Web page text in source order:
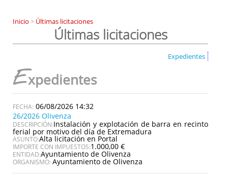
Inicio > Últimas licitaciones
Últimas licitaciones
Expedientes
Expedientes
06/08/2026 14:32
26/2026 Olivenza
DESCRIPCIÓN:Instalación y explotación de barra en recinto
ferial por motivo del día de Extremadura
ASUNTO:Alta licitación en Portal
IMPORTE CON IMPUESTOS:1.000,00 €
ENTIDAD:Ayuntamiento de Olivenza
ORGANISMO: Ayuntamiento de Olivenza